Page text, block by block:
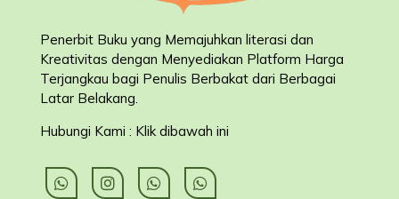
Penerbit Buku yang Memajuhkan literasi dan
Kreativitas dengan Menyediakan Platform Harga
Terjangkau bagi Penulis Berbakat dari Berbagai
Latar Belakang
Hubungi Kami : Klik dibawah ini